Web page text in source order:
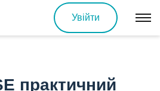
Увійти
практичний